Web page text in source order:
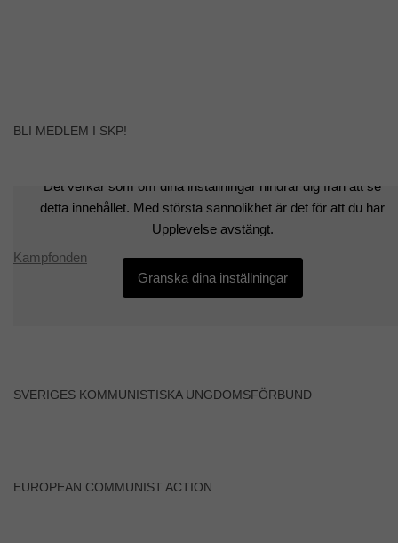
BLI MEDLEM I SKP!
Kampfonden
Det verkar som om dina inställningar hindrar dig från att se
detta innehållet. Med största sannolikhet är det för att du har
Upplevelse avstängt.
Granska dina inställningar
SVERIGES KOMMUNISTISKA UNGDOMSFÖRBUND
EUROPEAN COMMUNIST ACTION